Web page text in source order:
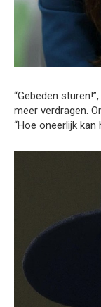
“Gebeden
meer verdragen.
“Hoe oneerlijk kan